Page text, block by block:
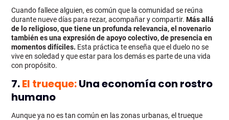
Cuando fallece alguien, es común que la comunidad se reúna
durante nueve días para rezar, acompañar y compartir.Más allá
de lo religioso, que tiene un profunda relevancia, el novenario
también es una expresión de apoyo colectivo, de presencia en
momentos difíciles. Esta práctica te enseña que el duelo no se
vive en soledad y que estar para los demás es parte de una vida
con propósito.
7.El trueque:Una economía con rostro
humano
Aunque ya no es tan común en las zonas urbanas, el trueque